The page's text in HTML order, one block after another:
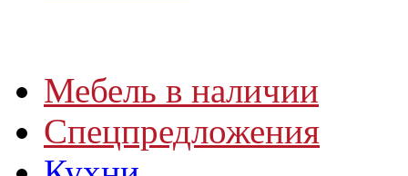
Мебель в наличии
Спецпредложения